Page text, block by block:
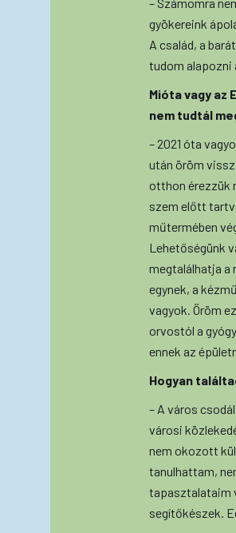
gyökereink
A család, a
tudom
Mióta vagy az
nem tudtál
– 2021 óta
után öröm
otthon érezzük
szem előtt
műtermében
Lehetőségünk
megtalálhatja a
egynek, a
vagyok. Öröm
orvostól a
ennek az
Hogyan
– A város
városi
nem okozott
tanulhattam,
tapasztalataim
segítőkészek.